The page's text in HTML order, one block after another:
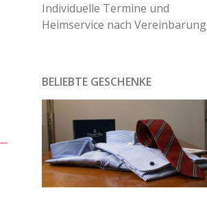
Individuelle Termine und
Heimservice nach Vereinbarung
BELIEBTE GESCHENKE